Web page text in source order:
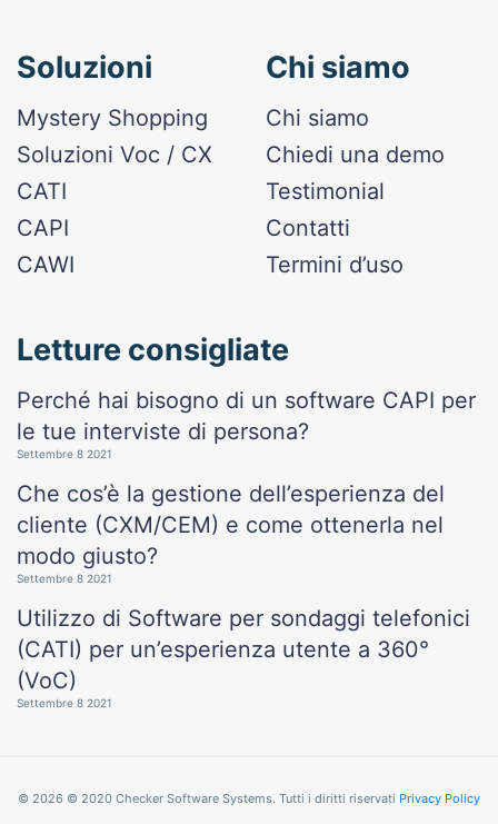
Soluzioni
Mystery Shopping
Soluzioni Voc / CX
CATI
CAPI
CAWI
Chi siamo
Chi siamo
Chiedi una demo
Testimonial
Contatti
Termini d’uso
Letture consigliate
Perché hai bisogno di un software CAPI per
le tue interviste di persona?
Settembre 8 2021
Che cos’è la gestione dell’esperienza del
cliente (CXM/CEM) e come ottenerla nel
modo giusto?
Settembre 8 2021
Utilizzo di Software per sondaggi telefonici
(CATI) per un’esperienza utente a 360°
(VoC)
Settembre 8 2021
© 2026 © 2020 Checker Software Systems. Tutti i diritti riservati Privacy Policy